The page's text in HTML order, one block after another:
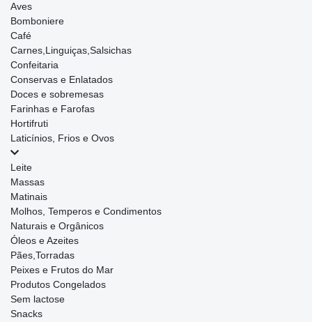
Aves
Bomboniere
Café
Carnes,Linguiças,Salsichas
Confeitaria
Conservas e Enlatados
Doces e sobremesas
Farinhas e Farofas
Hortifruti
Laticínios, Frios e Ovos
Leite
Massas
Matinais
Molhos, Temperos e Condimentos
Naturais e Orgânicos
Óleos e Azeites
Pães,Torradas
Peixes e Frutos do Mar
Produtos Congelados
Sem lactose
Snacks